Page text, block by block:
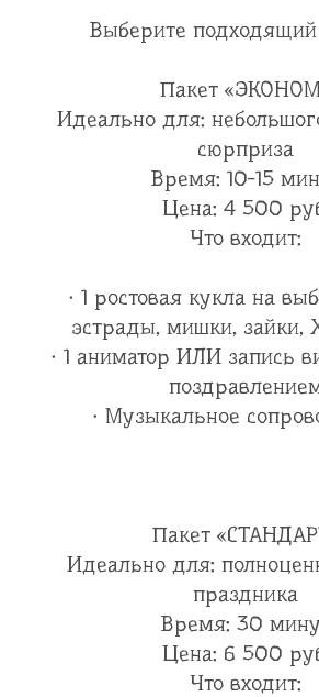
Выберите
Пакет
Идеально для:
сюрприза
Время: 10-15
Цена: 4 500
Что входит:
· 1 ростовая кукла на
эстрады, мишки, зайки,
· 1 аниматор ИЛИ запись
· Музыкальное
Пакет
Идеально для:
праздника
Время: 30
Цена: 6 500
Что входит: